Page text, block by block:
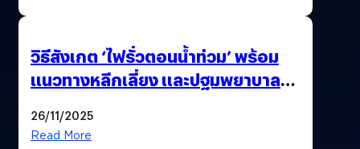
วิธีสังเกต ‘ไฟรั่วตอนน้ำท่วม’ พร้อม
แนวทางหลีกเลี่ยง และปฐมพยาบาล
26/11/2025
Read More